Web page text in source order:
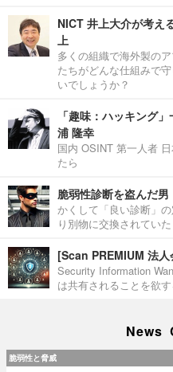
NICT 井上大介が考え
上
多くの組織で海外製の
たちがどんな仕組みで
いでしょうか？
「趣味：ハッキング
浦 隆幸
国内 OSINT 第一人者
たら
脆弱性診断を盗んだ男
かくして「良い診断」
り別物に交換されていた
[Scan PREMIUM 法
Security Information
は共有されることを欲す
News
脆弱性と脅威